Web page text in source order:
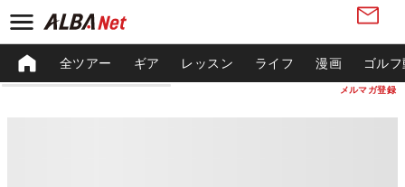
メルマガ登録
全ツアー ギア レッスン ライフ 漫画 ゴル